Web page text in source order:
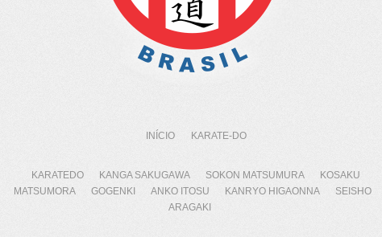
INÍCIO KARATE-DO
KARATEDO KANGA SAKUGAWA SOKON MATSUMURA
KOSAKU
MATSUMORA
GOGENKI ANKO ITOSU KANRYO HIGAONNA
SEISHO
ARAGAKI